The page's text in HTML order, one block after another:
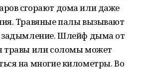
сгорают дома или даже
Травяные палы вызывают
задымление. Шлейф дыма от
травы или соломы может
на многие километры. Во